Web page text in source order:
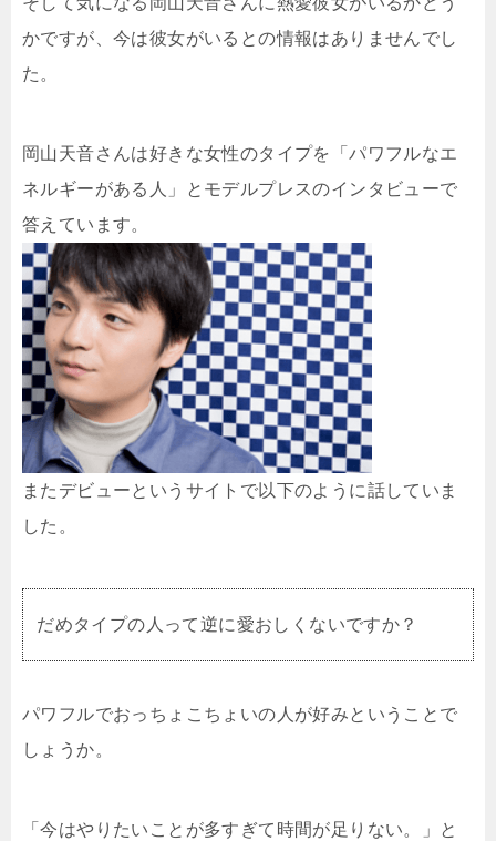
かですが、今は彼女がいるとの情報はありませんでし
た。
岡山天音さんは好きな女性のタイプを「パワフルなエ
ネルギーがある人」とモデルプレスのインタビューで
答えています。
またデビューというサイトで以下のように話していま
した。
だめタイプの人って逆に愛おしくないですか？
パワフルでおっちょこちょいの人が好みということで
しょうか。
「今はやりたいことが多すぎて時間が足りない。」と